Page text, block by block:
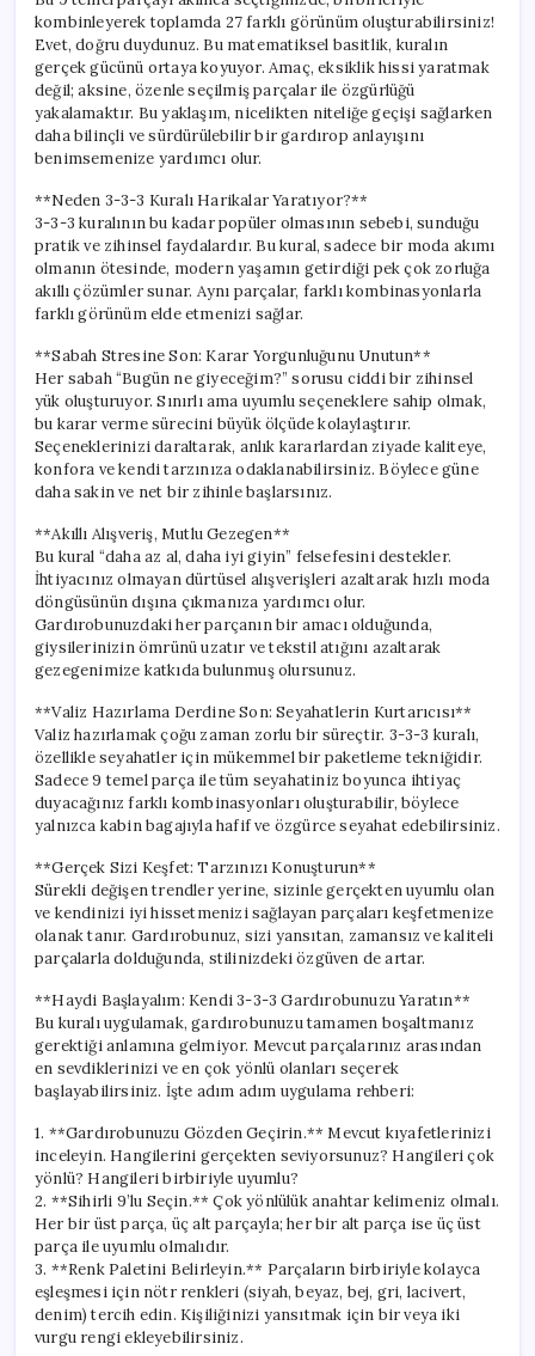
kombinleyerek toplamda 27 farklı görünüm oluşturabilirsiniz!
Evet, doğru duydunuz. Bu matematiksel basitlik, kuralın
gerçek gücünü ortaya koyuyor. Amaç, eksiklik hissi yaratmak
değil; aksine, özenle seçilmiş parçalar ile özgürlüğü
yakalamaktır. Bu yaklaşım, nicelikten niteliğe geçişi sağlarken
daha bilinçli ve sürdürülebilir bir gardırop anlayışını
benimsemenize yardımcı olur.
**Neden 3-3-3 Kuralı Harikalar Yaratıyor?**
3-3-3 kuralının bu kadar popüler olmasının sebebi, sunduğu
pratik ve zihinsel faydalardır. Bu kural, sadece bir moda akımı
olmanın ötesinde, modern yaşamın getirdiği pek çok zorluğa
akıllı çözümler sunar. Aynı parçalar, farklı kombinasyonlarla
farklı görünüm elde etmenizi sağlar.
**Sabah Stresine Son: Karar Yorgunluğunu Unutun**
Her sabah “Bugün ne giyeceğim?” sorusu ciddi bir zihinsel
yük oluşturuyor. Sınırlı ama uyumlu seçeneklere sahip olmak,
bu karar verme sürecini büyük ölçüde kolaylaştırır.
Seçeneklerinizi daraltarak, anlık kararlardan ziyade kaliteye,
konfora ve kendi tarzınıza odaklanabilirsiniz. Böylece güne
daha sakin ve net bir zihinle başlarsınız.
**Akıllı Alışveriş, Mutlu Gezegen**
Bu kural “daha az al, daha iyi giyin” felsefesini destekler.
İhtiyacınız olmayan dürtüsel alışverişleri azaltarak hızlı moda
döngüsünün dışına çıkmanıza yardımcı olur.
Gardırobunuzdaki her parçanın bir amacı olduğunda,
giysilerinizin ömrünü uzatır ve tekstil atığını azaltarak
gezegenimize katkıda bulunmuş olursunuz.
**Valiz Hazırlama Derdine Son: Seyahatlerin Kurtarıcısı**
Valiz hazırlamak çoğu zaman zorlu bir süreçtir. 3-3-3 kuralı,
özellikle seyahatler için mükemmel bir paketleme tekniğidir.
Sadece 9 temel parça ile tüm seyahatiniz boyunca ihtiyaç
duyacağınız farklı kombinasyonları oluşturabilir, böylece
yalnızca kabin bagajıyla hafif ve özgürce seyahat edebilirsiniz.
**Gerçek Sizi Keşfet: Tarzınızı Konuşturun**
Sürekli değişen trendler yerine, sizinle gerçekten uyumlu olan
ve kendinizi iyi hissetmenizi sağlayan parçaları keşfetmenize
olanak tanır. Gardırobunuz, sizi yansıtan, zamansız ve kaliteli
parçalarla dolduğunda, stilinizdeki özgüven de artar.
**Haydi Başlayalım: Kendi 3-3-3 Gardırobunuzu Yaratın**
Bu kuralı uygulamak, gardırobunuzu tamamen boşaltmanız
gerektiği anlamına gelmiyor. Mevcut parçalarınız arasından
en sevdiklerinizi ve en çok yönlü olanları seçerek
başlayabilirsiniz. İşte adım adım uygulama rehberi:
1. **Gardırobunuzu Gözden Geçirin.** Mevcut kıyafetlerinizi
inceleyin. Hangilerini gerçekten seviyorsunuz? Hangileri çok
yönlü? Hangileri birbiriyle uyumlu?
2. **Sihirli 9’lu Seçin.** Çok yönlülük anahtar kelimeniz olmalı.
Her bir üst parça, üç alt parçayla; her bir alt parça ise üç üst
parça ile uyumlu olmalıdır.
3. **Renk Paletini Belirleyin.** Parçaların birbiriyle kolayca
eşleşmesi için nötr renkleri (siyah, beyaz, bej, gri, lacivert,
denim) tercih edin. Kişiliğinizi yansıtmak için bir veya iki
vurgu rengi ekleyebilirsiniz.